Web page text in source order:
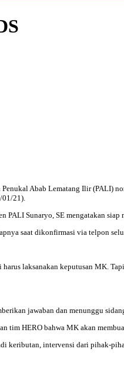
Abab Lematang Ilir (PALI)
01/21).
Sunaryo, SE mengatakan
saat dikonfirmasi via telpon
laksanakan keputusan MK.
jawaban dan menunggu
HERO bahwa MK akan
intervensi dari pihak-